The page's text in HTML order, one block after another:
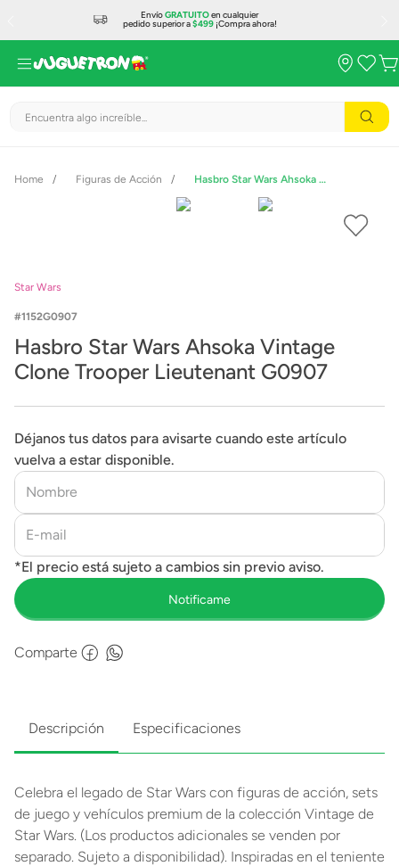
EnvíoGRATUITOen cualquier
pedido superior a$499¡Compra ahora!
Encuentra algo increíble...
Figuras de Acción Hasbro Star Wars Ahsoka Vintage Clone Trooper Lieutenant G0907
Star Wars
1152G0907
Hasbro Star Wars Ahsoka Vintage
Clone Trooper Lieutenant G0907
Déjanos tus datos para avisarte cuando este artículo
vuelva a estar disponible.
Comparte
Descripción Especificaciones
Celebra el legado de Star Wars con figuras de acción, sets
de juego y vehículos premium de la colección Vintage de
Star Wars. (Los productos adicionales se venden por
separado. Sujeto a disponibilidad). Inspiradas en el teniente